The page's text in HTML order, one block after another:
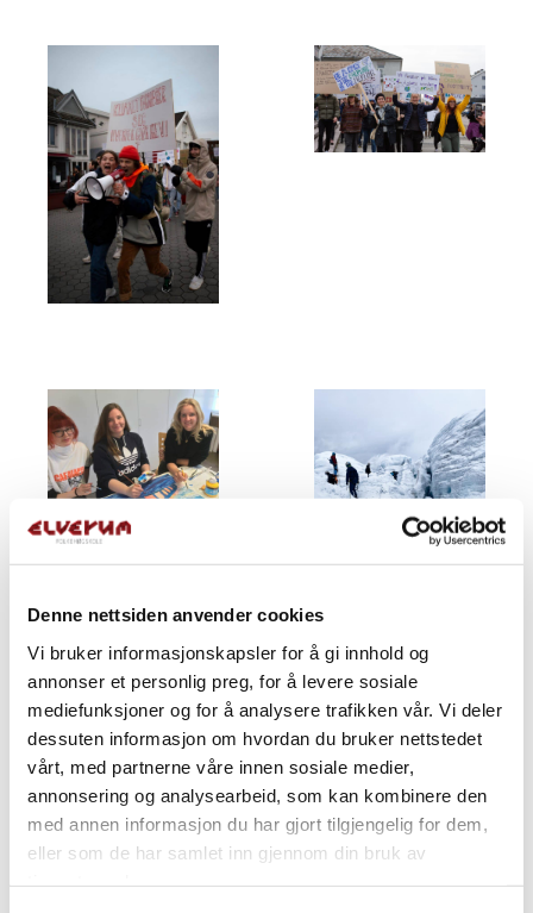
Denne nettsiden anvender cookies
Vi bruker informasjonskapsler for å gi innhold og
annonser et personlig preg, for å levere sosiale
mediefunksjoner og for å analysere trafikken vår. Vi deler
dessuten informasjon om hvordan du bruker nettstedet
vårt, med partnerne våre innen sosiale medier,
annonsering og analysearbeid, som kan kombinere den
med annen informasjon du har gjort tilgjengelig for dem,
eller som de har samlet inn gjennom din bruk av